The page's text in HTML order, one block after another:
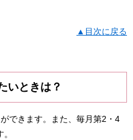
▲目次に戻る
いときは？
できます。また、毎月第2・4